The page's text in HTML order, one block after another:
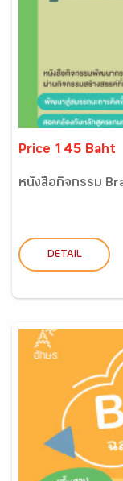
Price 145 Baht
หนังสือกิจกรรม
DETAIL